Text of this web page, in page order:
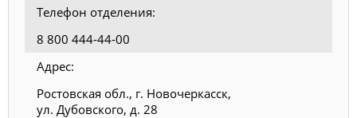
Телефон отделения:
8 800 444-44-00
Адрес:
Ростовская обл., г. Новочеркасск,
ул. Дубовского, д. 28